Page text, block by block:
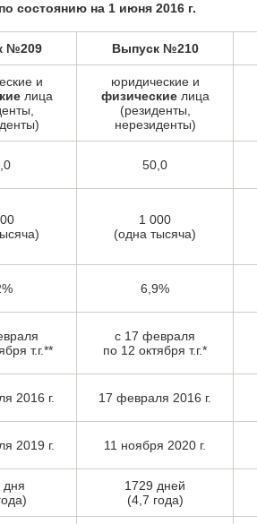
состоянию на 1 июня 2016 г.
№209 Выпуск №210
и
лица
юридические и
физическиелица
(резиденты,
нерезиденты)
50,0
1 000
(одна тысяча)
6,9%
т.г.**
с 17 февраля
по 12 октября т.г.*
2016 г. 17 февраля 2016 г.
2019 г. 11 ноября 2020 г.
дня
1729 дней
(4,7 года)